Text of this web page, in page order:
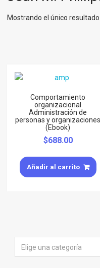
Mostrando el único resultado
Comportamiento
organizacional
Administración de
personas y organizaciones
(Ebook)
$688.00
Añadir al carrito
Elige una categoría